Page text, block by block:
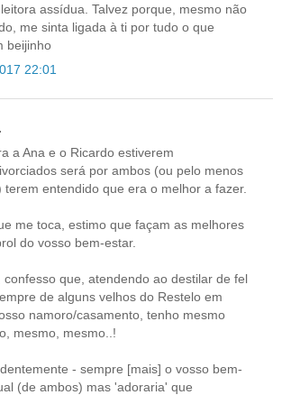
assídua. Talvez porque, mesmo não
me sinta ligada à ti por tudo o que
beijinho
22:01
a Ana e o Ricardo estiverem
será por ambos (ou pelo menos
terem entendido que era o melhor a fazer.
me toca, estimo que façam as melhores
do vosso bem-estar.
confesso que, atendendo ao destilar de fel
de alguns velhos do Restelo em
namoro/casamento, tenho mesmo
mesmo, mesmo..!
- sempre [mais] o vosso bem-
(de ambos) mas 'adoraria' que